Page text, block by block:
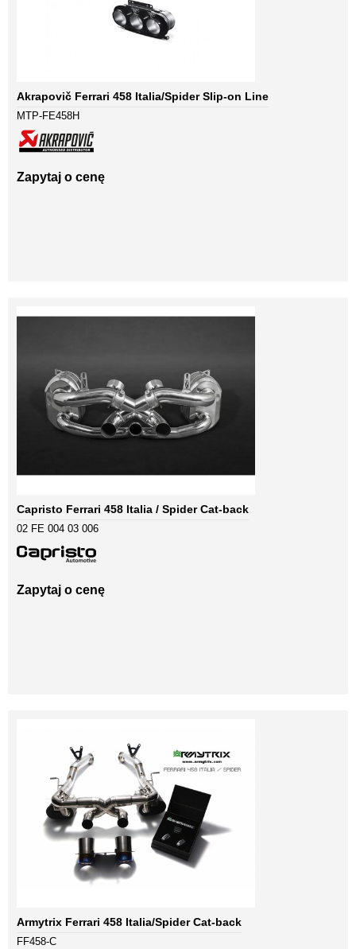
Akrapovič Ferrari 458 Italia/Spider Slip-on Line
MTP-FE458H
Zapytaj o cenę
Capristo Ferrari 458 Italia / Spider Cat-back
02 FE 004 03 006
Zapytaj o cenę
Armytrix Ferrari 458 Italia/Spider Cat-back
FF458-C